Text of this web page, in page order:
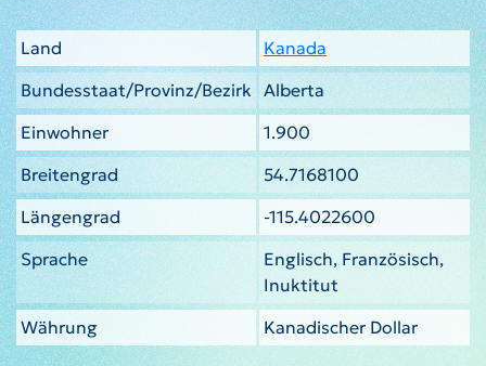
Land
Kanada
Bundesstaat/Provinz/Bezirk Alberta
Einwohner
1.900
Breitengrad
54.7168100
Längengrad
-115.4022600
Sprache
Englisch, Französisch,
Inuktitut
Währung
Kanadischer Dollar